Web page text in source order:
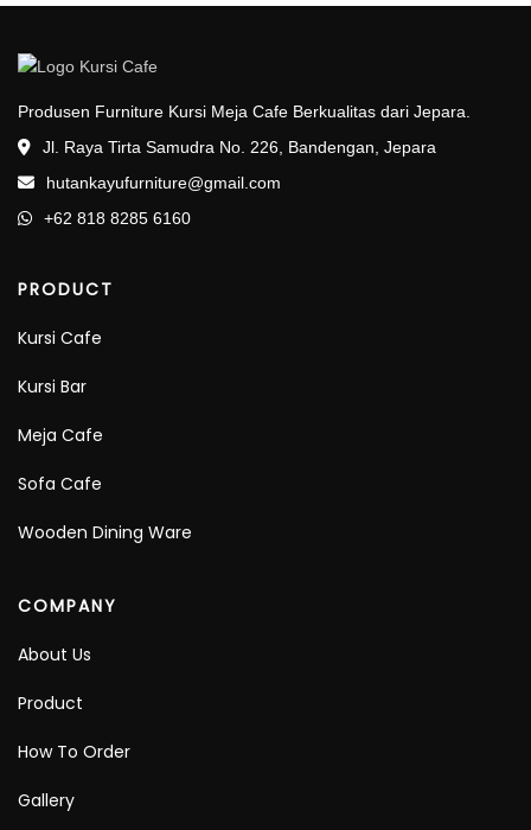
Produsen Furniture Kursi Meja Cafe Berkualitas dari Jepara.
Jl. Raya Tirta Samudra No. 226, Bandengan, Jepara
hutankayufurniture@gmail.com
+62 818 8285 6160
PRODUCT
Kursi Cafe
Kursi Bar
Meja Cafe
Sofa Cafe
Wooden Dining Ware
COMPANY
About Us
Product
How To Order
Gallery